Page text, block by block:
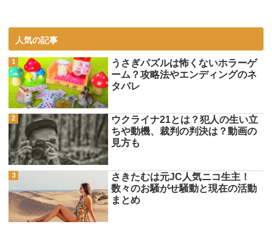
人気の記事
うさぎパズルは怖くないホラーゲ
ーム？攻略法やエンディングのネ
タバレ
ウクライナ21とは？犯人の生い立
ちや動機、裁判の判決は？動画の
見方も
さきたむは元JC人気ニコ生主！
数々のお騒がせ騒動と現在の活動
まとめ